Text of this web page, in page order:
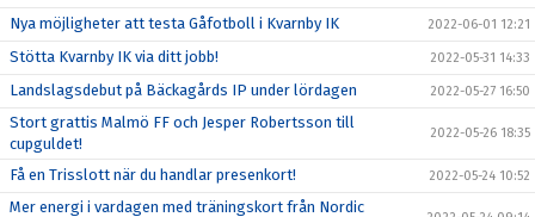
Nya möjligheter att testa Gåfotboll i Kvarnby IK 2022-06-01 12:21
Stötta Kvarnby IK via ditt jobb! 2022-05-31 14:33
Landslagsdebut på Bäckagårds IP under lördagen 2022-05-27 16:50
Stort grattis Malmö FF och Jesper Robertsson till
cupguldet!
2022-05-26 18:35
Få en Trisslott när du handlar presenkort! 2022-05-24 10:52
Mer energi i vardagen med träningskort från Nordic